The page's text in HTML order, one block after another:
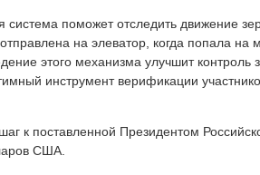
система поможет отследить движение
на элеватор, когда попала
этого механизма улучшит контроль
инструмент верификации
к поставленной Президентом
США.